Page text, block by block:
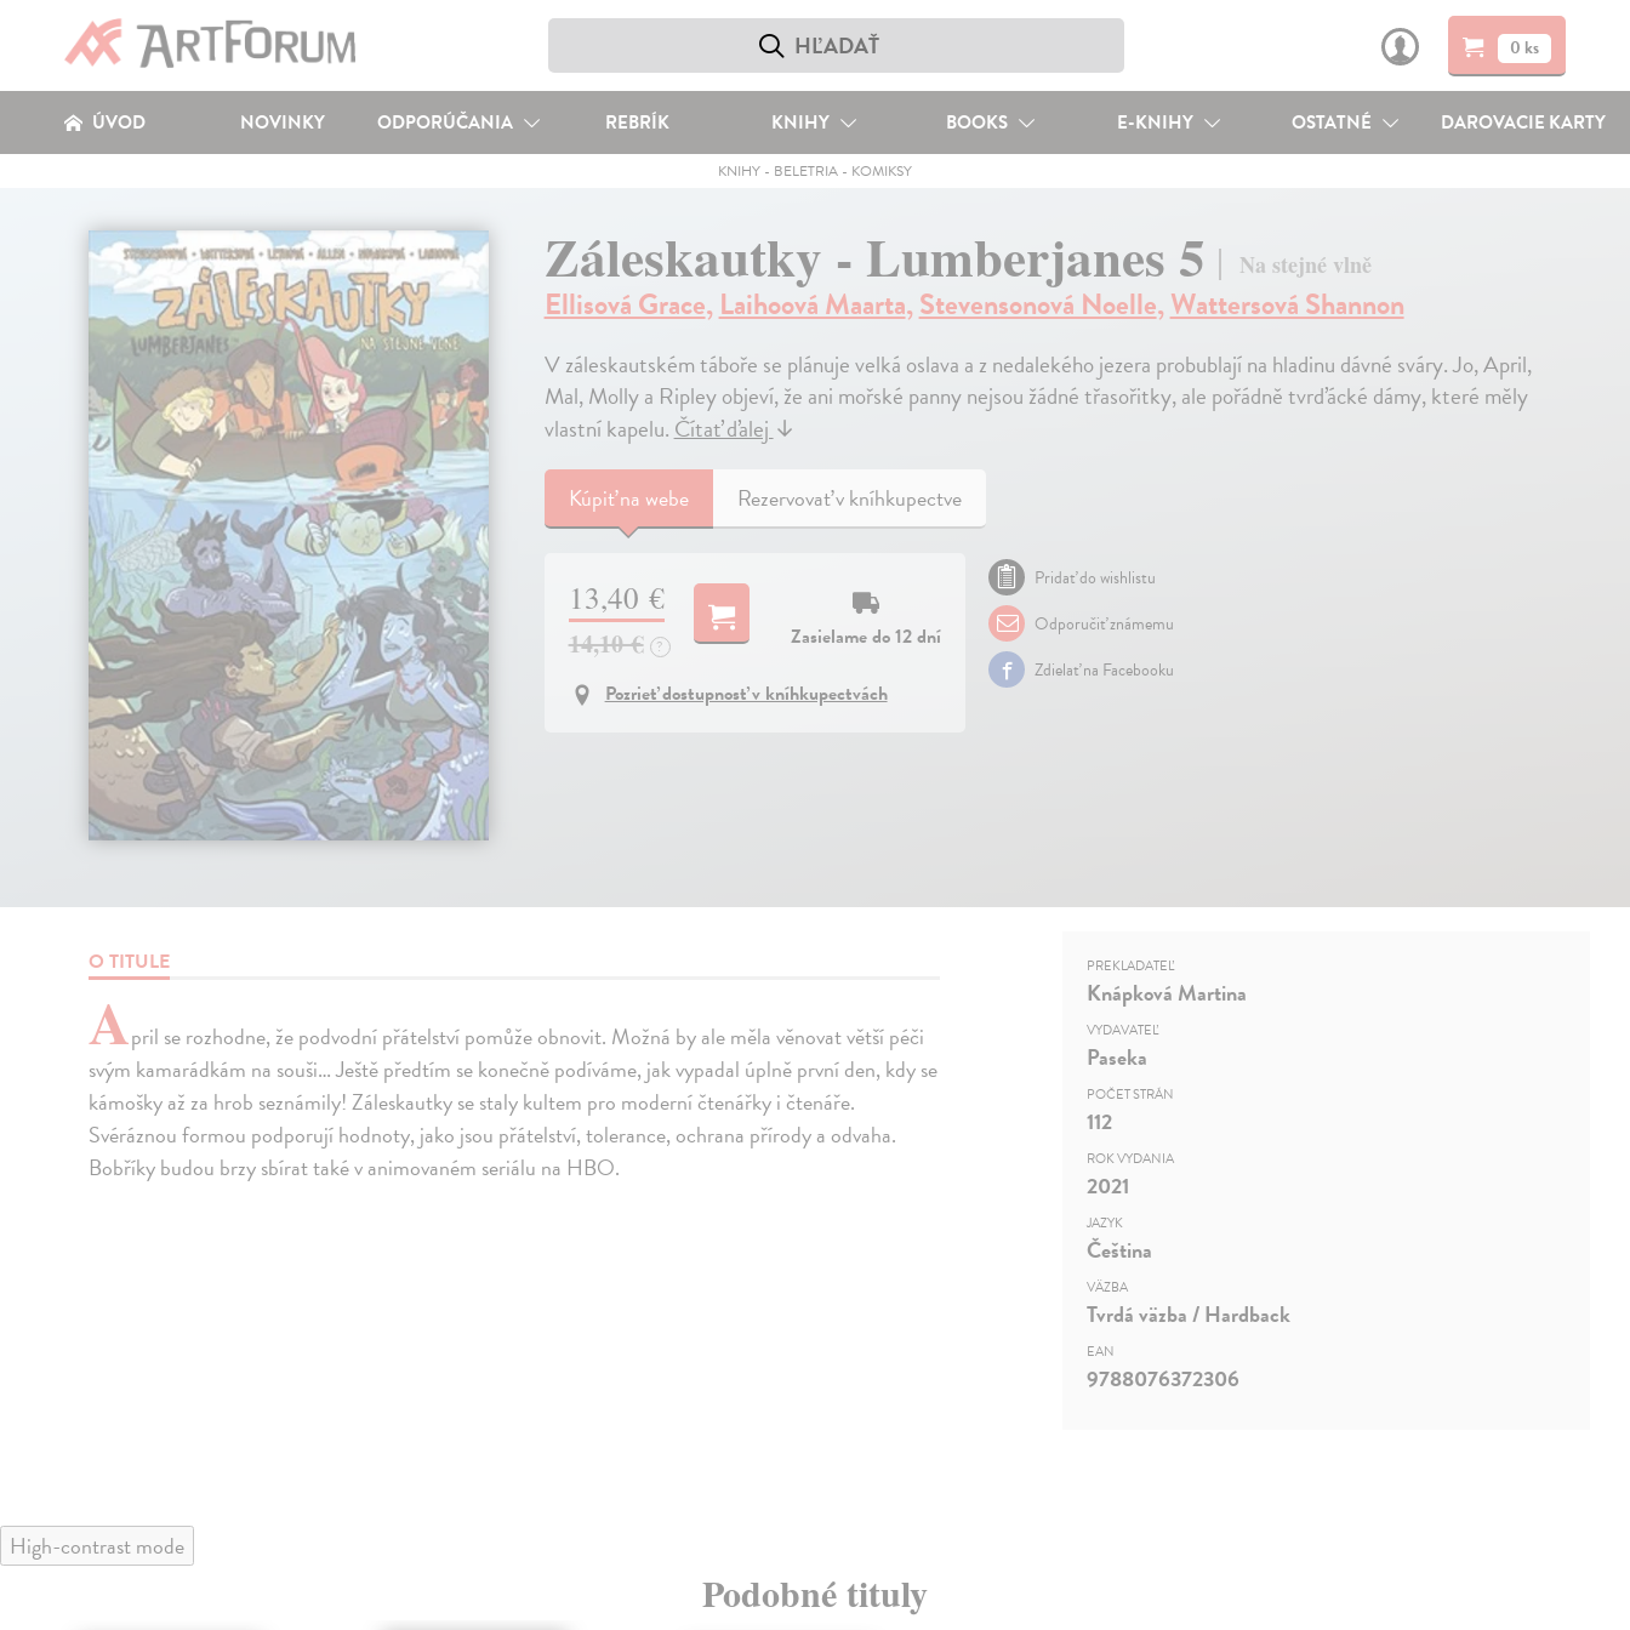
0 ks
ÚVOD NOVINKY ODPORÚČANIA REBRÍK KNIHY BOOKS E-KNIHY OSTATNÉ DAROVACIE KARTY
KNIHY- BELETRIA- KOMIKSY
Záleskautky - Lumberjanes 5 Na stejné vlně
Ellisová Grace,Laihoová Maarta,Stevensonová Noelle,Wattersová Shannon
V záleskautském táboře se plánuje velká oslava a z nedalekého jezera probublají na hladinu dávné sváry. Jo, April,
Mal, Molly a Ripley objeví, že ani mořské panny nejsou žádné třasořitky, ale pořádně tvrďácké dámy, které měly
vlastní kapelu.Čítať ďalej↓
Kúpiťna webe Rezervovať v kníhkupectve
13,40 €
14,10 € ?
Zasielame do 12 dní
Pozrieť dostupnosť v kníhkupectvách
Pridať do wishlistu
Odporučiť známemu
Zdielať na Facebooku
O TITULE
April se rozhodne, že podvodní přátelství pomůže obnovit. Možná by ale měla věnovat větší péči
svým kamarádkám na souši… Ještě předtím se konečně podíváme, jak vypadal úplně první den, kdy se
kámošky až za hrob seznámily! Záleskautky se staly kultem pro moderní čtenářky i čtenáře.
Svéráznou formou podporují hodnoty, jako jsou přátelství, tolerance, ochrana přírody a odvaha.
Bobříky budou brzy sbírat také v animovaném seriálu na HBO.
PREKLADATEĽ
Knápková Martina
VYDAVATEĽ
Paseka
POČET STRÁN
112
ROK VYDANIA
2021
JAZYK
Čeština
VÄZBA
Tvrdá väzba / Hardback
EAN
9788076372306
High-contrast mode
Podobné tituly